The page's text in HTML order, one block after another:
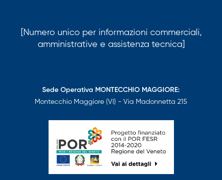
[Numero unico per informazioni commerciali,
amministrative e assistenza tecnica]
Sede Operativa MONTECCHIO MAGGIORE:
Montecchio Maggiore (VI) - Via Madonnetta 215